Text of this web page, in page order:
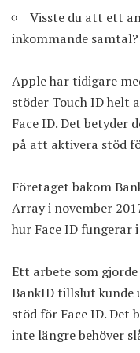
Visste du att ett
inkommande samtal?
Apple har tidigare
stöder Touch ID helt
Face ID. Det betyder
på att aktivera stöd
Företaget bakom
Array i november
hur Face ID fungerar
Ett arbete som
BankID tillslut kunde
stöd för Face ID. Det
inte längre behöver